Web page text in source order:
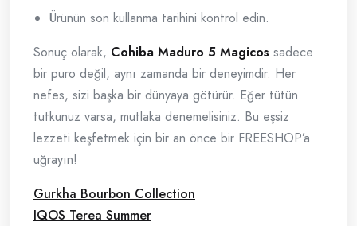
Ürünün son kullanma tarihini kontrol edin.
Sonuç olarak, Cohiba Maduro 5 Magicos sadece
bir puro değil, aynı zamanda bir deneyimdir. Her
nefes, sizi başka bir dünyaya götürür. Eğer tütün
tutkunuz varsa, mutlaka denemelisiniz. Bu eşsiz
lezzeti keşfetmek için bir an önce bir FREESHOP’a
uğrayın!
Gurkha Bourbon Collection
IQOS Terea Summer